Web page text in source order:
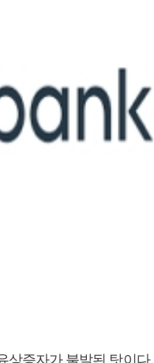
상증자가 불발된 탓이다.